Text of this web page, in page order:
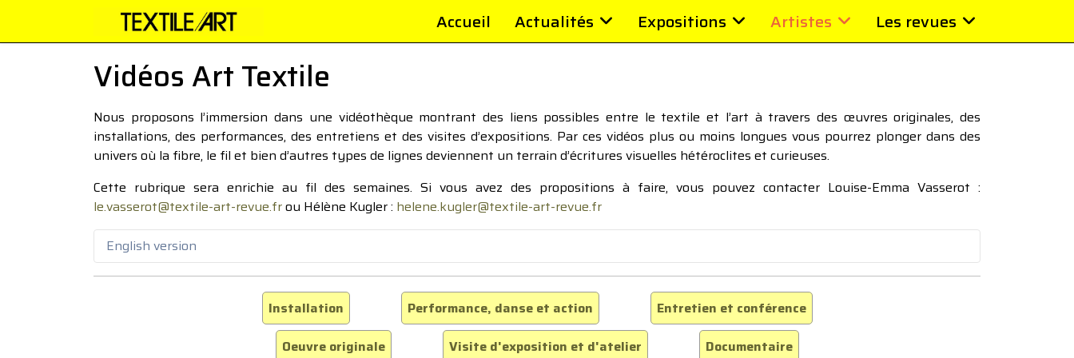
Accueil Actualités Expositions Artistes Les revues
Vidéos Art Textile
Nous proposons l’immersion dans une vidéothèque montrant des liens possibles entre le textile et l’art à travers des œuvres originales, des
installations, des performances, des entretiens et des visites d’expositions. Par ces vidéos plus ou moins longues vous pourrez plonger dans des
univers où la fibre, le fil et bien d’autres types de lignes deviennent un terrain d’écritures visuelles hétéroclites et curieuses.
Cette rubrique sera enrichie au fil des semaines. Si vous avez des propositions à faire, vous pouvez contacter Louise-Emma Vasserot :
le.vasserot@textile-art-revue.frou Hélène Kugler : helene.kugler@textile-art-revue.fr
English version
Installation Performance, danse et action
Entretien et conférence
Oeuvre originale
Visite d'exposition et d'atelier Documentaire